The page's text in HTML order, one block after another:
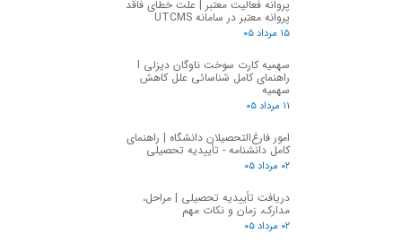
پروانه فعالیت معتبر | علت خطای فاقد
پروانه معتبر در سامانه UTCMS
۱۵ مرداد ۰۵
سهمیه کارت سوخت ناوگان دیزلی I
راهنمای کامل شناسائی علل کاهش
سهمیه
۱۱ مرداد ۰۵
امور فارغ‌التحصیلان دانشگاه | راهنمای
کامل دانشنامه - تأییدیه تحصیلی
۰۲ مرداد ۰۵
دریافت تأییدیه تحصیلی | مراحل،
مدارک، زمان و نکات مهم
۰۲ مرداد ۰۵